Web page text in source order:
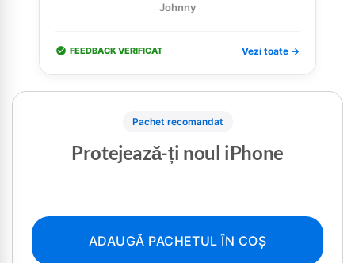
Johnny
FEEDBACK VERIFICAT Vezi toate →
Pachet recomandat
Protejează-ți noul iPhone
ADAUGĂ PACHETUL ÎN COȘ